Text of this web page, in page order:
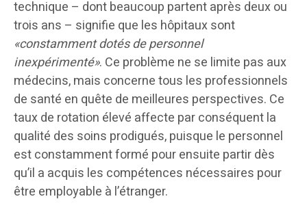
technique – dont beaucoup partent après deux ou
trois ans – signifie que les hôpitaux sont
«constamment dotés de personnel
inexpérimenté». Ce problème ne se limite pas aux
médecins, mais concerne tous les professionnels
de santé en quête de meilleures perspectives. Ce
taux de rotation élevé affecte par conséquent la
qualité des soins prodigués, puisque le personnel
est constamment formé pour ensuite partir dès
qu’il a acquis les compétences nécessaires pour
être employable à l’étranger.